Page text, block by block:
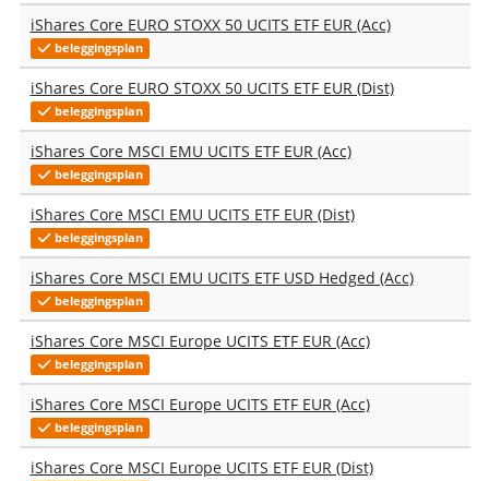
iShares Core EURO STOXX 50 UCITS ETF EUR (Acc)
beleggingsplan
iShares Core EURO STOXX 50 UCITS ETF EUR (Dist)
beleggingsplan
iShares Core MSCI EMU UCITS ETF EUR (Acc)
beleggingsplan
iShares Core MSCI EMU UCITS ETF EUR (Dist)
beleggingsplan
iShares Core MSCI EMU UCITS ETF USD Hedged (Acc)
beleggingsplan
iShares Core MSCI Europe UCITS ETF EUR (Acc)
beleggingsplan
iShares Core MSCI Europe UCITS ETF EUR (Acc)
beleggingsplan
iShares Core MSCI Europe UCITS ETF EUR (Dist)